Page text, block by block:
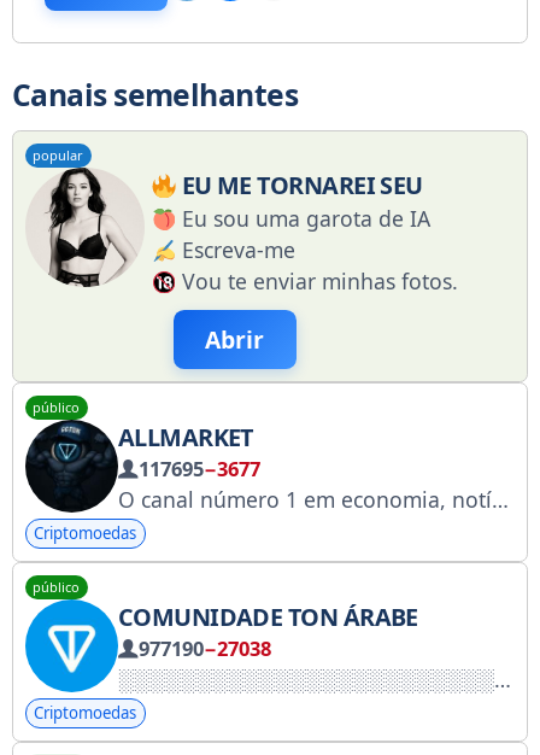
Canais semelhantes
popular
EU ME TORNAREI SEU
Eu sou uma garota de IA
Escreva-me
Vou te enviar minhas fotos.
Abrir
público
ALLMARKET
117695−3677
O canal número 1 em economia, notícias, geopolítica, criptomoedas, mercados e finanças.
Criptomoedas
público
COMUNIDADE TON ÁRABE
977190−27038
Criptomoedas